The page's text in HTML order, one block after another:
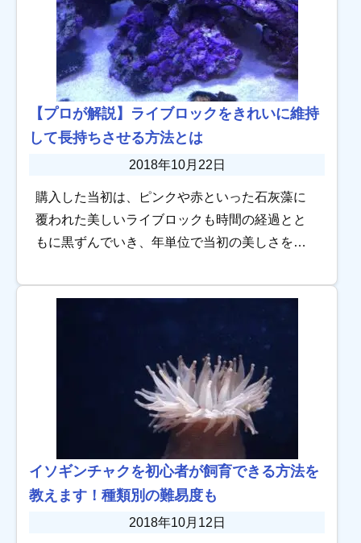
【プロが解説】ライブロックをきれいに維持
して長持ちさせる方法とは
2018年10月22日
購入した当初は、ピンクや赤といった石灰藻に
覆われた美しいライブロックも時間の経過とと
もに黒ずんでいき、年単位で当初の美しさを保
ックが弱っていくとそこから汚くなり、本来の
イソギンチャクを初心者が飼育できる方法を
教えます！種類別の難易度も
2018年10月12日